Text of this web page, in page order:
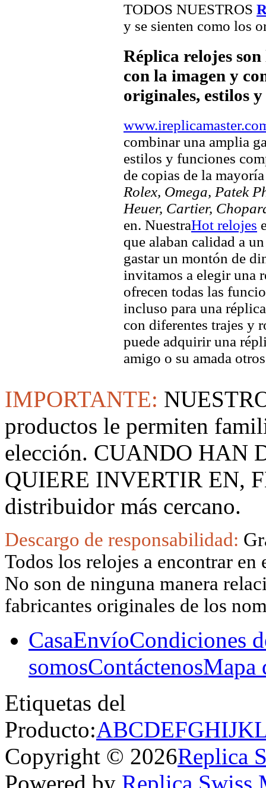
TODOS NUESTROS
y se sienten como los
Réplica relojes
con la imagen y
originales, estilos
combinar una amplia
estilos y funciones
de copias de la
Rolex, Omega, Patek
Heuer, Cartier,
en. NuestraHot relojes
que alaban calidad a
gastar un montón de
invitamos a elegir una
ofrecen todas las
incluso para una
con diferentes trajes y
puede adquirir una
amigo o su amada
IMPORTANTE:
productos le permiten
elección. CUANDO HAN
QUIERE INVERTIR EN,
distribuidor más cercano.
Descargo de responsabilidad:
Todos los relojes a encontrar
No son de ninguna manera
fabricantes originales de los
CasaEnvíoCondiciones
somosContáctenosMapa
Etiquetas del
Producto:ABCDEFGHIJK
Copyright © 2026Replica
Powered by Replica Swiss